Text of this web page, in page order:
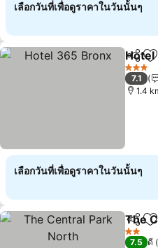
เลือกวันที่เพื่อดูราคาในวันนั้นๆ
แชร์ เ
Hotel
3 ดาว
7.1
1.4
เลือกวันที่เพื่อดูราคาในวันนั้นๆ
แชร์
The
2 ดาว
7.5 ดี